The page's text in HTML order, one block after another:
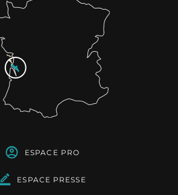
ESPACE PRO
ESPACE PRESSE